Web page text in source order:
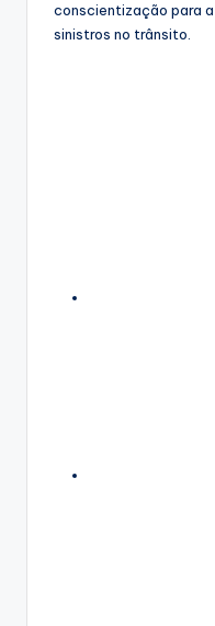
conscientização para
sinistros no trânsito.